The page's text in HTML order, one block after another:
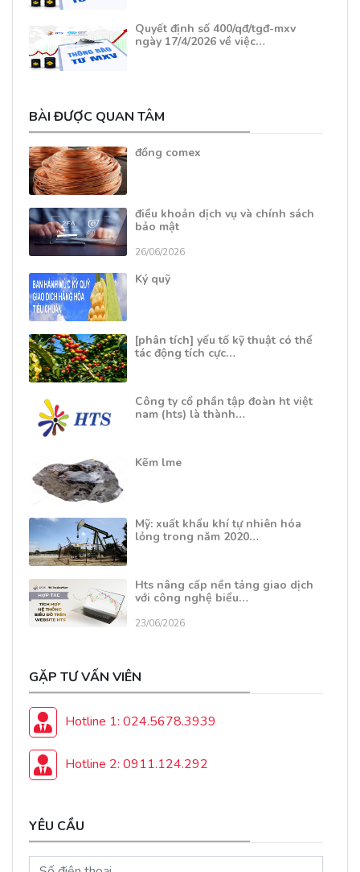
Quyết định số 400/qđ/tgđ-mxv
ngày 17/4/2026 về việc…
BÀI ĐƯỢC QUAN TÂM
đồng comex
điều khoản dịch vụ và chính sách
bảo mật
26/06/2026
Ký quỹ
[phân tích] yếu tố kỹ thuật có thể
tác động tích cực…
Công ty cổ phần tập đoàn ht việt
nam (hts) là thành…
Kẽm lme
Mỹ: xuất khẩu khí tự nhiên hóa
lỏng trong năm 2020…
Hts nâng cấp nền tảng giao dịch
với công nghệ biểu…
23/06/2026
GẶP TƯ VẤN VIÊN
Hotline 1: 024.5678.3939
Hotline 2: 0911.124.292
YÊU CẦU